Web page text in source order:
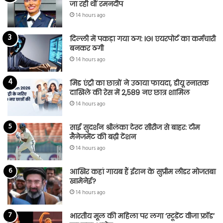
जा रही थीं रमनदीप
14 hours ago
दिल्ली में पकड़ा गया ठग: IGI एयरपोर्ट का कर्मचारी
बनकर ठगी
14 hours ago
मिड एंट्री का छात्रों ने उठाया फायदा, डीयू स्नातक
दाखिले की रेस में 2,589 नए छात्र शामिल
14 hours ago
साई सुदर्शन श्रीलंका टेस्ट सीरीज से बाहर: टीम
मैनेजमेंट की बढ़ी टेंशन
14 hours ago
आखिर कहां गायब हैं ईरान के सुप्रीम लीडर मोजतबा
खामेनेई?
14 hours ago
भारतीय मूल की महिला पर लगा ‘स्टूडेंट वीजा फ्रॉड’